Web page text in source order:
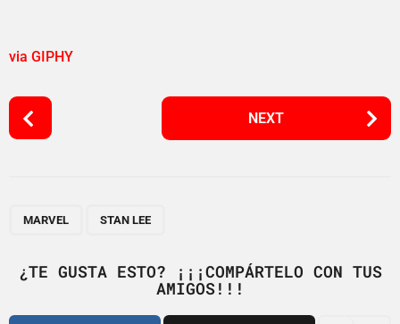
via GIPHY
P
o
a
NEXT
MARVEL STAN LEE
¿TE GUSTA ESTO? ¡¡¡COMPÁRTELO CON TUS
AMIGOS!!!